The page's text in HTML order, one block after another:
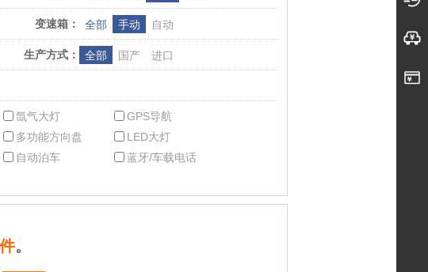
变速箱： 全部 手动 自动
生产方式： 全部 国产 进口
氙气大灯
GPS导航
多功能方向盘
LED大灯
自动泊车 蓝牙/车载电话
。